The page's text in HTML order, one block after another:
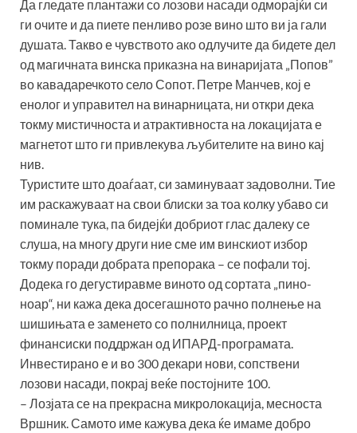
Да гледате плантажи со лозови насади одморајќи си
ги очите и да пиете пенливо розе вино што ви ја гали
душата. Такво е чувството ако одлучите да бидете дел
од магичната винска приказна на винаријата „Попов”
во кавадаречкото село Сопот. Петре Манчев, кој е
енолог и управител на винарницата, ни откри дека
токму мистичноста и атрактивноста на локацијата е
магнетот што ги привлекува љубителите на вино кај
нив.
Туристите што доаѓаат, си заминуваат задоволни. Тие
им раскажуваат на свои блиски за тоа колку убаво си
поминале тука, па бидејќи добриот глас далеку се
слуша, на многу други ние сме им винскиот избор
токму поради добрата препорака – се пофали тој.
Додека го дегустиравме виното од сортата „пино-
ноар“, ни кажа дека досегашното рачно полнење на
шишињата е заменето со полнилница, проект
финансиски поддржан од ИПАРД-програмата.
Инвестирано е и во 300 декари нови, сопствени
лозови насади, покрај веќе постојните 100.
– Лозјата се на прекрасна микролокација, месноста
Вршник. Самото име кажува дека ќе имаме добро